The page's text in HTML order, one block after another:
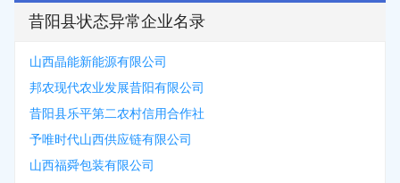
昔阳县状态异常企业名录
山西晶能新能源有限公司
邦农现代农业发展昔阳有限公司
昔阳县乐平第二农村信用合作社
予唯时代山西供应链有限公司
山西福舜包装有限公司